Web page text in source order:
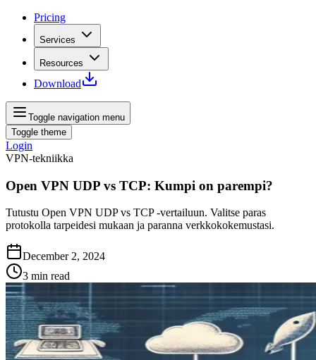
Pricing
Services
Resources
Download
Toggle navigation menu
Toggle theme
Login
VPN-tekniikka
Open VPN UDP vs TCP: Kumpi on parempi?
Tutustu Open VPN UDP vs TCP -vertailuun. Valitse paras
protokolla tarpeidesi mukaan ja paranna verkkokokemustasi.
December 2, 2024
3 min read